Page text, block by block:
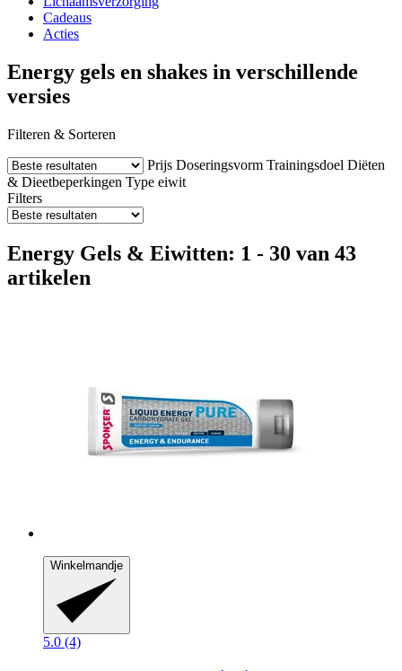
Cadeaus
Acties
Energy gels en shakes in verschillende
versies
Filteren & Sorteren
Prijs Doseringsvorm Trainingsdoel Diëten
& Dieetbeperkingen Type eiwit
Filters
Energy Gels & Eiwitten: 1 - 30 van 43
artikelen
Winkelmandje
5.0 (4)